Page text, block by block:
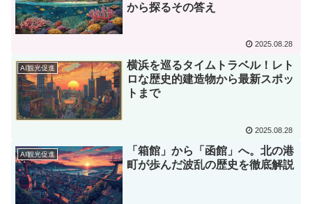
から探るその答え
2025.08.28
AI観光促進
横浜を巡るタイムトラベル！レト
ロな歴史的建造物から最新スポッ
トまで
2025.08.28
AI観光促進
「箱館」から「函館」へ。北の港
町が歩んだ波乱の歴史を徹底解説